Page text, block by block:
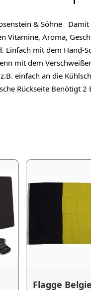
& Söhne
Vitamine, Aroma,
Einfach mit dem Hand-
mit dem
einfach an die
Rückseite Benötigt
Flagge